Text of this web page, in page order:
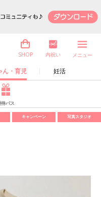
ん・育児 妊活
SHOP 内祝い メニュー
待パス
キャンペーン 写真スタジオ